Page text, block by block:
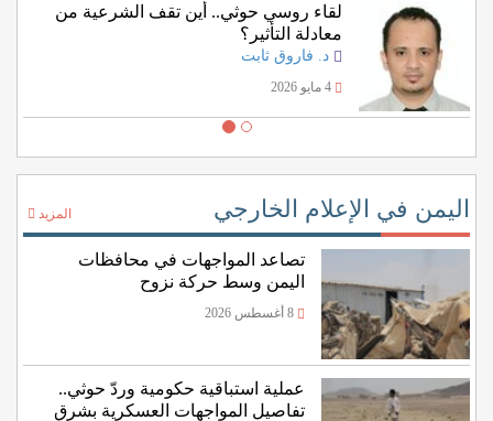
لقاء روسي حوثي.. أين تقف الشرعية من
معادلة التأثير؟
د. فاروق ثابت
4 مايو 2026
اليمن في الإعلام الخارجي المزيد
تصاعد المواجهات في محافظات
اليمن وسط حركة نزوح
8 أغسطس 2026
عملية استباقية حكومية وردّ حوثي..
تفاصيل المواجهات العسكرية بشرق